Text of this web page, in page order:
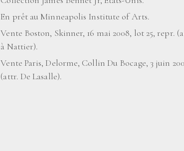
En prêt au Minneapolis Institute of Arts.
Vente Boston, Skinner, 16 mai 2008, lot 25, repr.
à Nattier).
Vente Paris, Delorme, Collin Du Bocage, 3 juin
(attr. De Lasalle).